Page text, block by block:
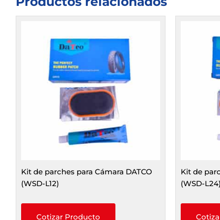
Kit de parches para Cámara DATCO
(WSD-L12)
Cotizar Producto
Kit de
(WSD-